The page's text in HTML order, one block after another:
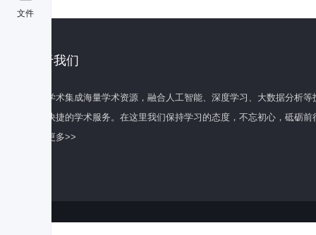
文件
关于我们
百度学术集成海量学术资源，融合人工智能、深度学习、大数据分析
全面快捷的学术服务。在这里我们保持学习的态度，不忘初心，砥砺前
了解更多>>